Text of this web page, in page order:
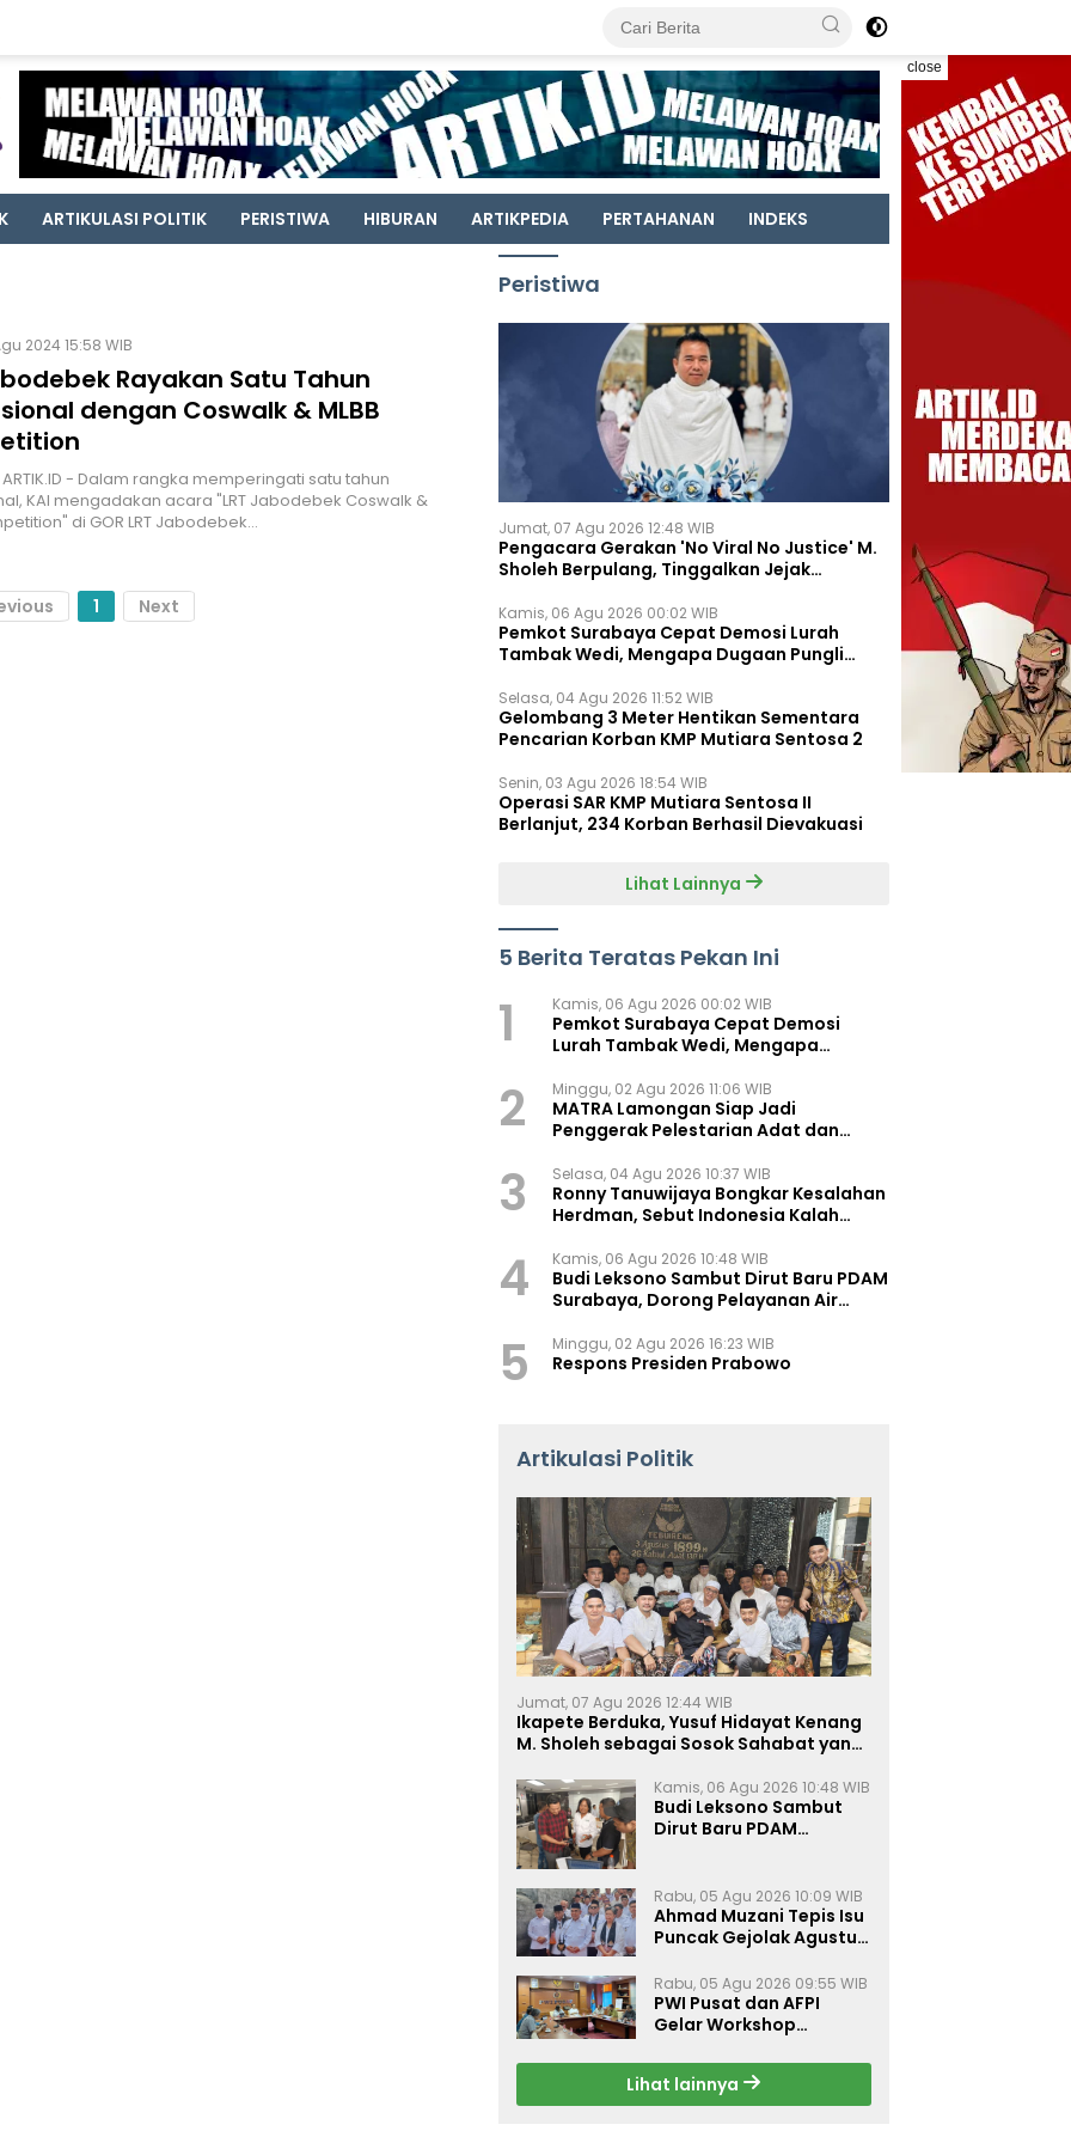
close
ARTIKULASI POLITIK PERISTIWA HIBURAN ARTIKPEDIA PERTAHANAN INDEKS
2024 15:58 WIB
Rayakan Satu Tahun
dengan Coswalk & MLBB
ARTIK.ID - Dalam rangka memperingati satu tahun
KAI mengadakan acara "LRT Jabodebek Coswalk &
di GOR LRT Jabodebek…
1 Next
Peristiwa
Jumat, 07 Agu 2026 12:48 WIB
Pengacara Gerakan 'No Viral No Justice' M.
Sholeh Berpulang, Tinggalkan Jejak
Kamis, 06 Agu 2026 00:02 WIB
Pemkot Surabaya Cepat Demosi Lurah
Tambak Wedi, Mengapa Dugaan Pungli
Selasa, 04 Agu 2026 11:52 WIB
Gelombang 3 Meter Hentikan Sementara
Pencarian Korban KMP Mutiara Sentosa 2
Senin, 03 Agu 2026 18:54 WIB
Operasi SAR KMP Mutiara Sentosa II
Berlanjut, 234 Korban Berhasil Dievakuasi
Lihat Lainnya
5 Berita Teratas Pekan Ini
1 Kamis, 06 Agu 2026 00:02 WIB
Pemkot Surabaya Cepat Demosi
Lurah Tambak Wedi, Mengapa
2 Minggu, 02 Agu 2026 11:06 WIB
MATRA Lamongan Siap Jadi
Penggerak Pelestarian Adat dan
3 Selasa, 04 Agu 2026 10:37 WIB
Ronny Tanuwijaya Bongkar Kesalahan
Herdman, Sebut Indonesia Kalah
4 Kamis, 06 Agu 2026 10:48 WIB
Budi Leksono Sambut Dirut Baru PDAM
Surabaya, Dorong Pelayanan Air
5 Minggu, 02 Agu 2026 16:23 WIB
Respons Presiden Prabowo
Artikulasi Politik
Jumat, 07 Agu 2026 12:44 WIB
Ikapete Berduka, Yusuf Hidayat Kenang
M. Sholeh sebagai Sosok Sahabat yang
Kamis, 06 Agu 2026 10:48 WIB
Budi Leksono Sambut
Dirut Baru PDAM
Makin Prima
Rabu, 05 Agu 2026 10:09 WIB
Ahmad Muzani Tepis Isu
Puncak Gejolak Agustus
Perkuat Persatuan
Rabu, 05 Agu 2026 09:55 WIB
PWI Pusat dan AFPI
Gelar Workshop
Inklusi Keuangan, dan
Perlindungan Publik
Lihat lainnya